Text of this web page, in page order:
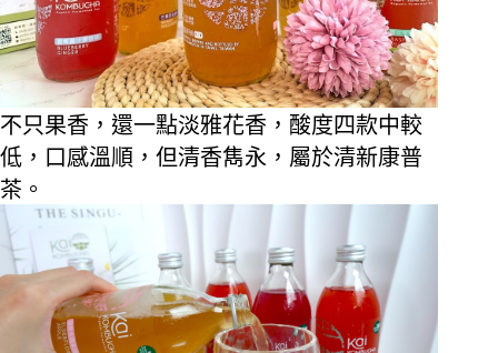
不只果香，還一點淡雅花香，酸度四款中較
低，口感溫順，但清香雋永，屬於清新康普
茶。